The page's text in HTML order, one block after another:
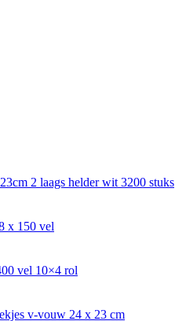
2 laags helder wit 3200 stuks
x 150 vel
vel 10×4 rol
v-vouw 24 x 23 cm